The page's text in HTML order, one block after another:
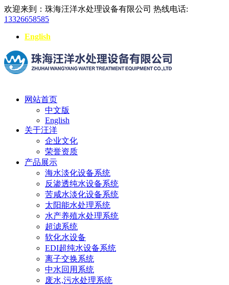
欢迎来到：珠海汪洋水处理设备有限公司 热线电话:
13326658585
English
网站首页
中文版
English
关于汪洋
企业文化
荣誉资质
产品展示
海水淡化设备系统
反渗透纯水设备系统
苦咸水淡化设备系统
太阳能水处理系统
水产养殖水处理系统
超滤系统
软化水设备
EDI超纯水设备系统
离子交换系统
中水回用系统
废水,污水处理系统